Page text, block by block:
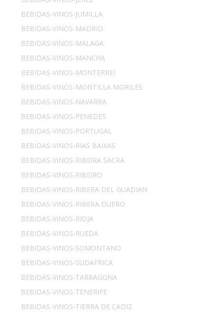
BEBIDAS-VINOS-JUMILLA
BEBIDAS-VINOS-MADRID
BEBIDAS-VINOS-MALAGA
BEBIDAS-VINOS-MANCHA
BEBIDAS-VINOS-MONTERREI
BEBIDAS-VINOS-MONTILLA MORILES
BEBIDAS-VINOS-NAVARRA
BEBIDAS-VINOS-PENEDES
BEBIDAS-VINOS-PORTUGAL
BEBIDAS-VINOS-RIAS BAIXAS
BEBIDAS-VINOS-RIBEIRA SACRA
BEBIDAS-VINOS-RIBEIRO
BEBIDAS-VINOS-RIBERA DEL GUADIAN
BEBIDAS-VINOS-RIBERA DUERO
BEBIDAS-VINOS-RIOJA
BEBIDAS-VINOS-RUEDA
BEBIDAS-VINOS-SOMONTANO
BEBIDAS-VINOS-SUDAFRICA
BEBIDAS-VINOS-TARRAGONA
BEBIDAS-VINOS-TENERIFE
BEBIDAS-VINOS-TIERRA DE CADIZ